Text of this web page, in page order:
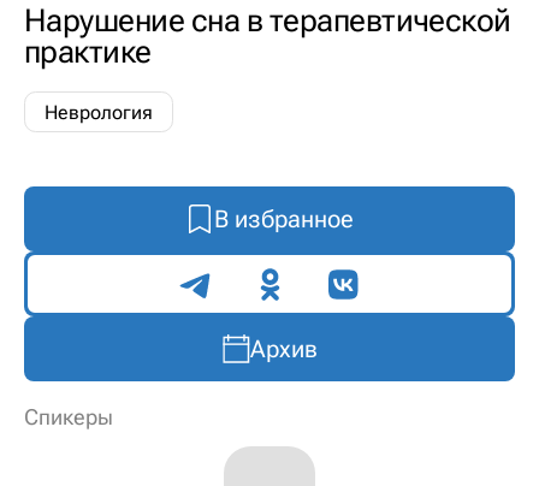
Нарушение сна в терапевтической
практике
Неврология
В избранное
Поделиться
Архив
Спикеры